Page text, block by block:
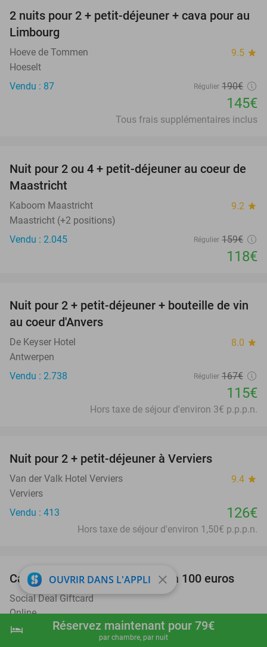
shopping_cart Réserver maintenant
hotel Réservez maintenant pour 79€
par chambre, par nuit
24%
2 nuits pour 2 + petit-déjeuner + cava pour au
Limbourg
Hoeve de Tommen 9.5 star
Hoeselt
Vendu : 87
Régulier 190€
145€
Tous frais supplémentaires inclus
26%
Nuit pour 2 ou 4 + petit-déjeuner au coeur de
Maastricht
Kaboom Maastricht 9.2 star
Maastricht (+2 positions)
Vendu : 2.045
Régulier 159€
118€
31%
Nuit pour 2 + petit-déjeuner + bouteille de vin
au coeur d'Anvers
De Keyser Hotel 8.0 star
Antwerpen
Vendu : 2.738
Régulier 167€
115€
Hors taxe de séjour d'environ 3€ p.p.p.n.
Nuit pour 2 + petit-déjeuner à Verviers
Van der Valk Hotel Verviers 9.4 star
Verviers
Vendu : 413
126€
Hors taxe de séjour d'environ 1,50€ p.p.p.n.
Carte-cadeau Social Deal de 5 à 100 euros
Social Deal Giftcard
Online
Vendu : 76.890
OUVRIR DANS L'APPLI close